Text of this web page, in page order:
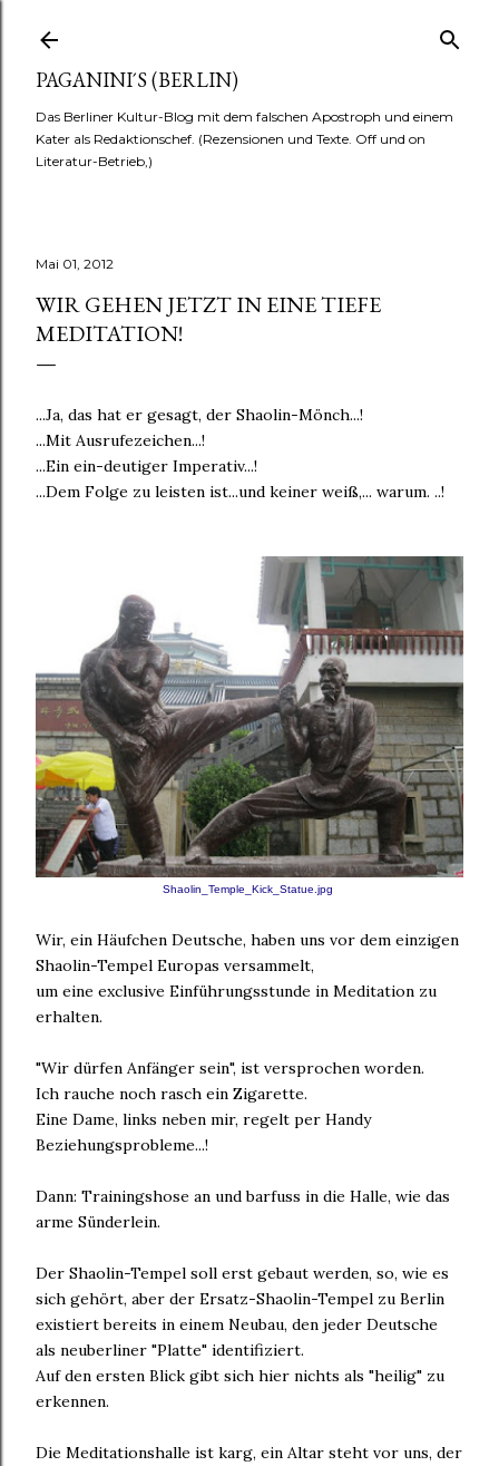
PAGANINI´S (BERLIN)
Das Berliner Kultur-Blog mit dem falschen Apostroph und einem
Kater als Redaktionschef. (Rezensionen und Texte. Off und on
Literatur-Betrieb,)
Mai 01, 2012
WIR GEHEN JETZT IN EINE TIEFE
MEDITATION!
...Ja, das hat er gesagt, der Shaolin-Mönch...!
...Mit Ausrufezeichen...!
...Ein ein-deutiger Imperativ...!
...Dem Folge zu leisten ist...und keiner weiß,... warum. ..!
Shaolin_Temple_Kick_Statue.jpg
Wir, ein Häufchen Deutsche, haben uns vor dem einzigen
Shaolin-Tempel Europas versammelt,
um eine exclusive Einführungsstunde in Meditation zu
erhalten.
"Wir dürfen Anfänger sein", ist versprochen worden.
Ich rauche noch rasch ein Zigarette.
Eine Dame, links neben mir, regelt per Handy
Beziehungsprobleme...!
Dann: Trainingshose an und barfuss in die Halle, wie das
arme Sünderlein.
Der Shaolin-Tempel soll erst gebaut werden, so, wie es
sich gehört, aber der Ersatz-Shaolin-Tempel zu Berlin
existiert bereits in einem Neubau, den jeder Deutsche
als neuberliner "Platte" identifiziert.
Auf den ersten Blick gibt sich hier nichts als "heilig" zu
erkennen.
Die Meditationshalle ist karg, ein Altar steht vor uns, der